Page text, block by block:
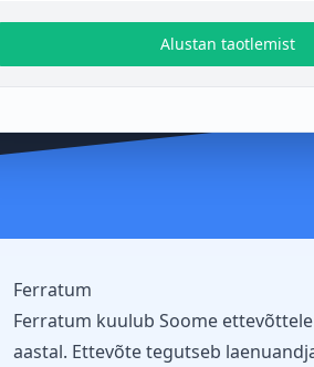
Alustan taotlemist
Ferratum
Ferratum kuulub Soome
aastal. Ettevõte tegutseb